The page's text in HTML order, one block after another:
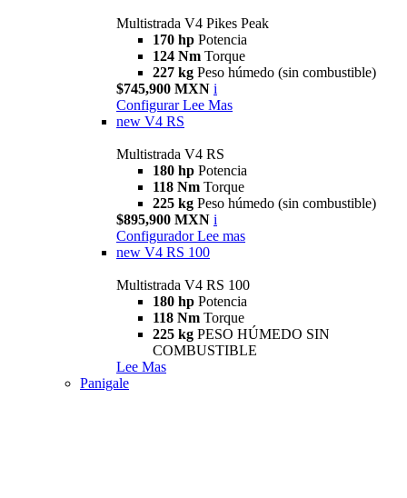
Multistrada V4 Pikes Peak
170 hp Potencia
124 Nm Torque
227 kg Peso húmedo (sin combustible)
$745,900 MXN i
Configurar Lee Mas
new V4 RS
Multistrada V4 RS
180 hp Potencia
118 Nm Torque
225 kg Peso húmedo (sin combustible)
$895,900 MXN i
Configurador Lee mas
new V4 RS 100
Multistrada V4 RS 100
180 hp Potencia
118 Nm Torque
225 kg PESO HÚMEDO SIN
COMBUSTIBLE
Lee Mas
Panigale